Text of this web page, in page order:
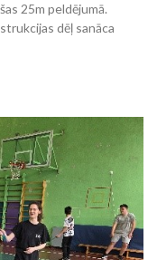
25m peldējumā.
dēļ sanāca